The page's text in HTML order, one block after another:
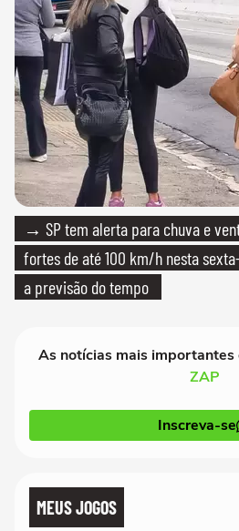
→ SP tem alerta para chuva e
fortes de até 100 km/h nesta
a previsão do tempo
As notícias mais
ZAP
Inscreva-se
MEUS JOGOS